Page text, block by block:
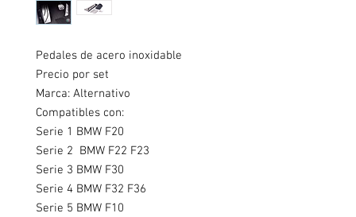
Pedales de acero inoxidable
Precio por set
Marca: Alternativo
Compatibles con:
Serie 1 BMW F20
Serie 2 BMW F22 F23
Serie 3 BMW F30
Serie 4 BMW F32 F36
Serie 5 BMW F10